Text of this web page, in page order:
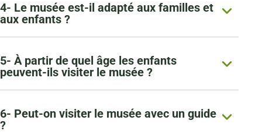
4- Le musée est-il adapté aux familles et
aux enfants ?
5- À partir de quel âge les enfants
peuvent-ils visiter le musée ?
6- Peut-on visiter le musée avec un guide
?